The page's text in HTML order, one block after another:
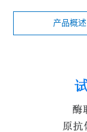
产品概述